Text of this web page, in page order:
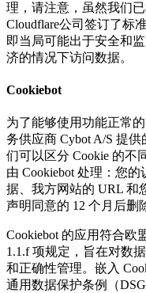
理，请注意，虽然我们
Cloudflare公司签订了标
即当局可能出于安全和
济的情况下访问数据。
Cookiebot
为了能够使用功能正常
务供应商 Cybot A/S 提
们可以区分 Cookie 的不
由 Cookiebot 处理：您
据、我方网站的 URL 和
声明同意的 12 个月后删
Cookiebot 的应用符合欧
1.1.f 项规定，旨在对数
和正确性管理。嵌入
通用数据保护条例（